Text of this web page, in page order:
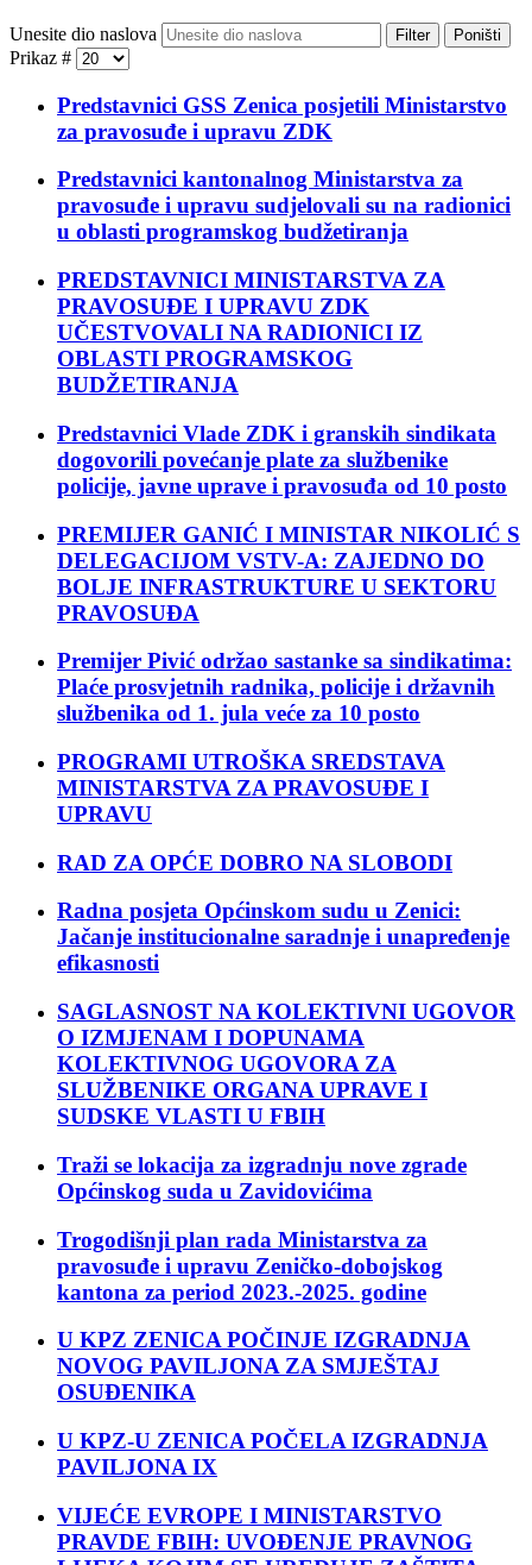
Unesite dio naslova Filter Poništi
Prikaz #
Predstavnici GSS Zenica posjetili Ministarstvo
za pravosuđe i upravu ZDK
Predstavnici kantonalnog Ministarstva za
pravosuđe i upravu sudjelovali su na radionici
u oblasti programskog budžetiranja
PREDSTAVNICI MINISTARSTVA ZA
PRAVOSUĐE I UPRAVU ZDK
UČESTVOVALI NA RADIONICI IZ
OBLASTI PROGRAMSKOG
BUDŽETIRANJA
Predstavnici Vlade ZDK i granskih sindikata
dogovorili povećanje plate za službenike
policije, javne uprave i pravosuđa od 10 posto
PREMIJER GANIĆ I MINISTAR NIKOLIĆ S
DELEGACIJOM VSTV-A: ZAJEDNO DO
BOLJE INFRASTRUKTURE U SEKTORU
PRAVOSUĐA
Premijer Pivić održao sastanke sa sindikatima:
Plaće prosvjetnih radnika, policije i državnih
službenika od 1. jula veće za 10 posto
PROGRAMI UTROŠKA SREDSTAVA
MINISTARSTVA ZA PRAVOSUĐE I
UPRAVU
RAD ZA OPĆE DOBRO NA SLOBODI
Radna posjeta Općinskom sudu u Zenici:
Jačanje institucionalne saradnje i unapređenje
efikasnosti
SAGLASNOST NA KOLEKTIVNI UGOVOR
O IZMJENAM I DOPUNAMA
KOLEKTIVNOG UGOVORA ZA
SLUŽBENIKE ORGANA UPRAVE I
SUDSKE VLASTI U FBIH
Traži se lokacija za izgradnju nove zgrade
Općinskog suda u Zavidovićima
Trogodišnji plan rada Ministarstva za
pravosuđe i upravu Zeničko-dobojskog
kantona za period 2023.-2025. godine
U KPZ ZENICA POČINJE IZGRADNJA
NOVOG PAVILJONA ZA SMJEŠTAJ
OSUĐENIKA
U KPZ-U ZENICA POČELA IZGRADNJA
PAVILJONA IX
VIJEĆE EVROPE I MINISTARSTVO
PRAVDE FBIH: UVOĐENJE PRAVNOG